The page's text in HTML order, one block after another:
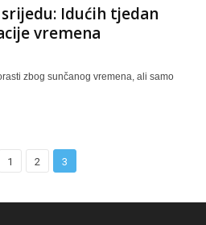
Idućih tjedan
vremena
zbog sunčanog vremena, ali samo
1 2 3